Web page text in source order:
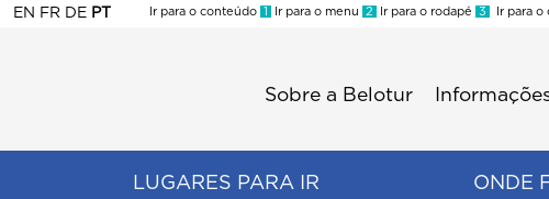
EN FR DE PT
Ir para o conteúdo 1 Ir para o menu 2 Ir para o rodapé 3 Ir para o
Sobre a Belotur
LUGARES PARA IR ONDE